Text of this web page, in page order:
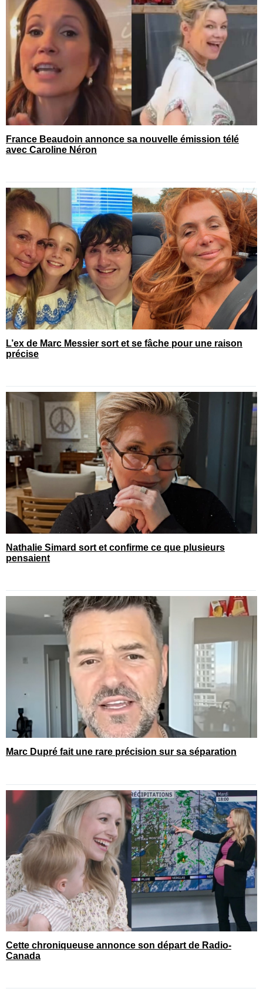
France Beaudoin annonce sa nouvelle émission télé
avec Caroline Néron
L’ex de Marc Messier sort et se fâche pour une raison
précise
Nathalie Simard sort et confirme ce que plusieurs
pensaient
Marc Dupré fait une rare précision sur sa séparation
Cette chroniqueuse annonce son départ de Radio-
Canada